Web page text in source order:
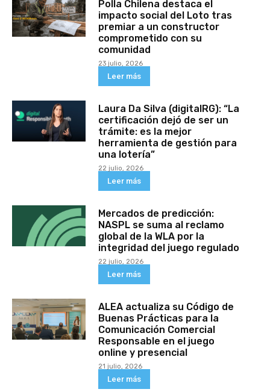
Polla Chilena destaca el
impacto social del Loto tras
premiar a un constructor
comprometido con su
comunidad
23 julio, 2026
Leer más
Laura Da Silva (digitalRG): “La
certificación dejó de ser un
trámite: es la mejor
herramienta de gestión para
una lotería”
22 julio, 2026
Leer más
Mercados de predicción:
NASPL se suma al reclamo
global de la WLA por la
integridad del juego regulado
22 julio, 2026
Leer más
ALEA actualiza su Código de
Buenas Prácticas para la
Comunicación Comercial
Responsable en el juego
online y presencial
21 julio, 2026
Leer más